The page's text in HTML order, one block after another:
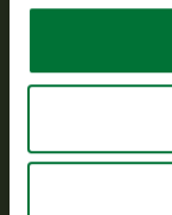
p. 029 431 2001
Usein kysytyt
Kaikki